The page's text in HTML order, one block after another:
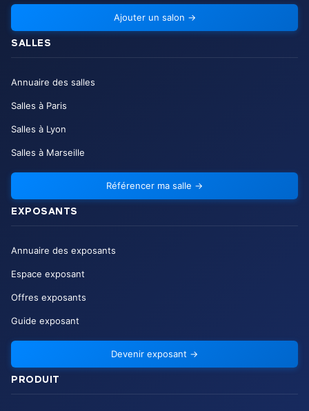
Ajouter un salon →
SALLES
Annuaire des salles
Salles à Paris
Salles à Lyon
Salles à Marseille
Référencer ma salle →
EXPOSANTS
Annuaire des exposants
Espace exposant
Offres exposants
Guide exposant
Devenir exposant →
PRODUIT